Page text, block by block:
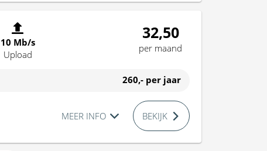
10 Mb/s
Upload
32,50
per maand
260,- per jaar
MEER INFO BEKIJK